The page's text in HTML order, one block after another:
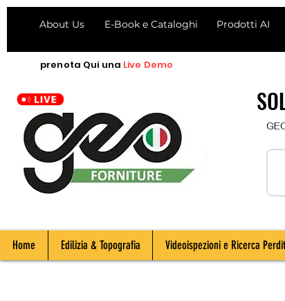
About Us E-Book e Cataloghi Prodotti AI
prenota Qui una Live Demo
Home Edilizia & Topografia Videoispezioni e Ricerca